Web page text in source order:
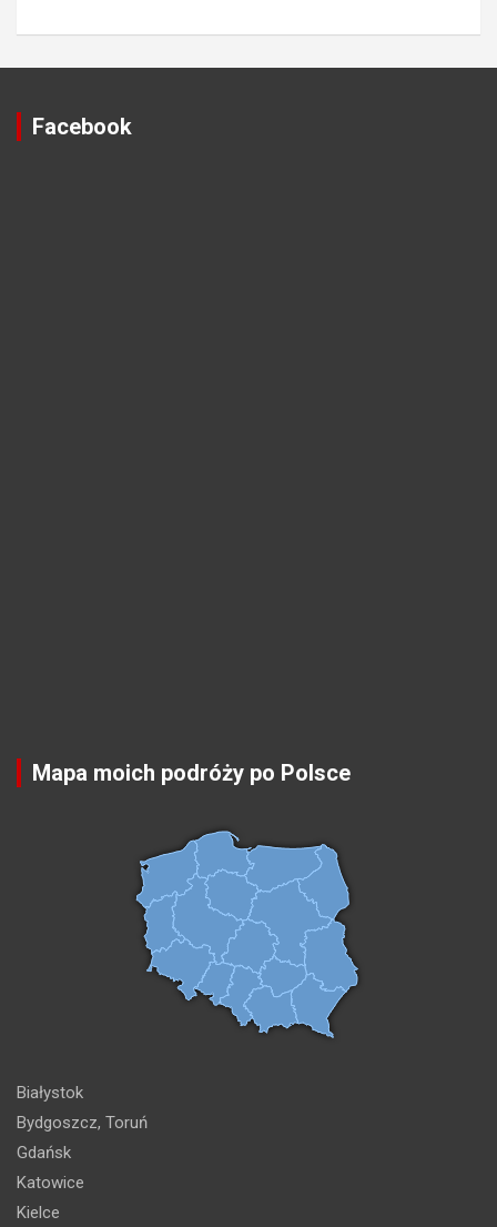
Facebook
Mapa moich podróży po Polsce
Białystok
Bydgoszcz, Toruń
Gdańsk
Katowice
Kielce